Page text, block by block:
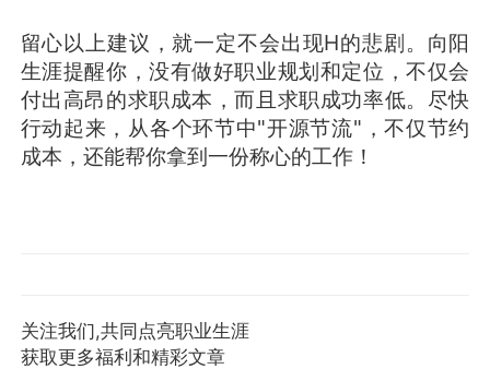
留心以上建议，就一定不会出现H的悲剧。向阳
生涯提醒你，没有做好职业规划和定位，不仅会
付出高昂的求职成本，而且求职成功率低。尽快
行动起来，从各个环节中"开源节流"，不仅节约
成本，还能帮你拿到一份称心的工作！
关注我们,共同点亮职业生涯
获取更多福利和精彩文章